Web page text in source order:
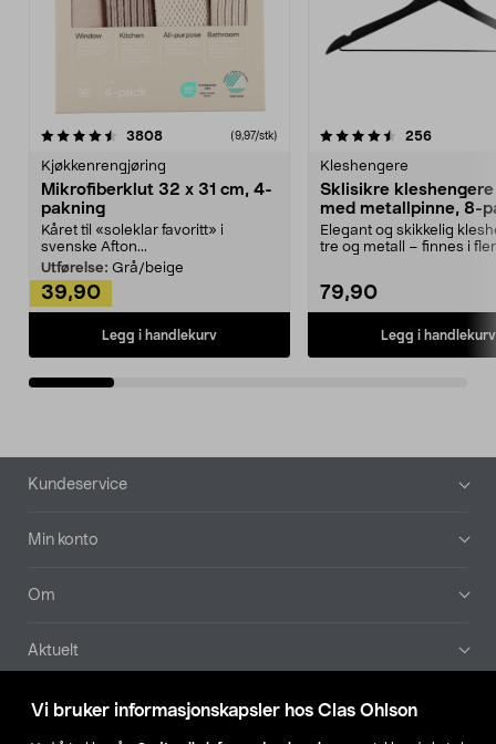
Vi bruker informasjonskapsler hos Clas Ohlson
3808anmeldelser(9,97/stk)
Kjøkkenrengjøring
Mikrofiberklut 32 x 31 cm, 4-
pakning
Kåret til «soleklar favoritt» i
svenske Afton...
Utførelse: Grå/beige
39,90
Legg i handlekurv
4.5av 5 stjerner 256
Kleshengere
Sklisikre
med metallpinne, 8-
Elegant og skikkelig
tre og metall – finnes i
79,90
Legg i handlekurv
4.5av 5 stjerner
Bunntekst
Kundeservice
Min konto
Om
Aktuelt
Våre selskaper